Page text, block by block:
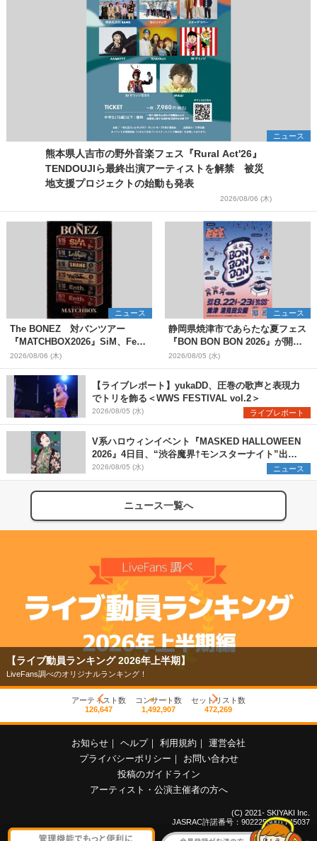
ニュース
熊本県人吉市の野外音楽フェス『Rural Act'26』
TENDOUJIら最終出演アーティストを解禁 被災
地支援プロジェクトの始動も発表
2026/08/06 (木)
ニュース
The BONEZ 対バンツアー
『MATCHBOX2026』SiM、Fear,
and Loathing in Las Vegasら対
バンアーティストを一斉解禁
2026/08/06 (木)
ニュース
静岡県焼津市であらたな夏フェス
『BON BON BON 2026』が開
催 音楽ライブ×盆踊り×DJ×屋台
グルメ×ランタンナイトで彩る2日
間
2026/08/05 (水)
【ライブレポート】yukaDD、圧巻の歌声と表現力
でトリを飾る＜WWS FESTIVAL vol.2＞
2026/08/05 (水) ライブレポート
V系ハロウィンイベント『MASKED HALLOWEEN
2026』4日目、“渋谷魔界†モンスターナイト”出演6
組を発表
2026/08/05 (水) ニュース
ニュース一覧へ
【ライブ動員ランキング 2026年上半期】
LiveFans調べのオリジナルランキング！
アーティスト数
126,647
コンサート数
1,492,907
セットリスト数
472,269
お知らせ ヘルプ 利用規約
運営会社
プライバシーポリシー
お問い合わせ
投稿のガイドライン
アーティスト・公演主催者の方へ
(C) 2021- SKIYAKI Inc.
JASRAC許諾番号：9022255001Y45037